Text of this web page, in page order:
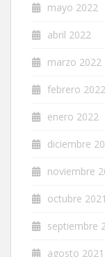
mayo 2022
abril 2022
marzo 2022
febrero 2022
enero 2022
diciembre
noviembre
octubre 2021
septiembre
agosto 2021